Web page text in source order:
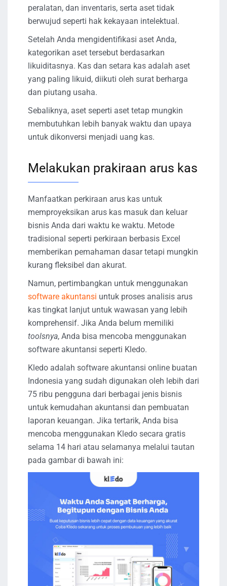
peralatan, dan inventaris, serta aset tidak
berwujud seperti hak kekayaan intelektual.
Setelah Anda mengidentifikasi aset Anda,
kategorikan aset tersebut berdasarkan
likuiditasnya. Kas dan setara kas adalah aset
yang paling likuid, diikuti oleh surat berharga
dan piutang usaha.
Sebaliknya, aset seperti aset tetap mungkin
membutuhkan lebih banyak waktu dan upaya
untuk dikonversi menjadi uang kas.
Melakukan prakiraan arus kas
Manfaatkan perkiraan arus kas untuk
memproyeksikan arus kas masuk dan keluar
bisnis Anda dari waktu ke waktu. Metode
tradisional seperti perkiraan berbasis Excel
memberikan pemahaman dasar tetapi mungkin
kurang fleksibel dan akurat.
Namun, pertimbangkan untuk menggunakan
software akuntansi untuk proses analisis arus
kas tingkat lanjut untuk wawasan yang lebih
komprehensif. Jika Anda belum memiliki
toolsnya, Anda bisa mencoba menggunakan
software akuntansi seperti Kledo.
Kledo adalah software akuntansi online buatan
Indonesia yang sudah digunakan oleh lebih dari
75 ribu pengguna dari berbagai jenis bisnis
untuk kemudahan akuntansi dan pembuatan
laporan keuangan. Jika tertarik, Anda bisa
mencoba menggunakan Kledo secara gratis
selama 14 hari atau selamanya melalui tautan
pada gambar di bawah ini: